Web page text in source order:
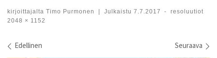
kirjoittajalta Timo Purmonen | Julkaistu 7.7.2017 -
resoluutiot
2048 × 1152
Kuvien navigointi
Edellinen Seuraava